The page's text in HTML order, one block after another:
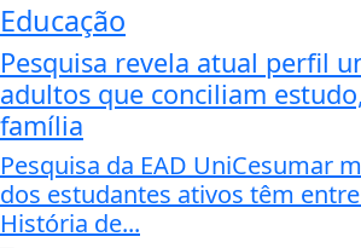
Educação
Pesquisa revela atual perfil
adultos que conciliam
família
Pesquisa da EAD UniCesumar
dos estudantes ativos têm
História de...